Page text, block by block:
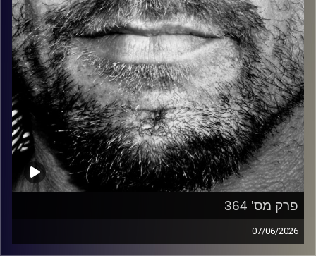
פרק מס' 364
07/06/2026